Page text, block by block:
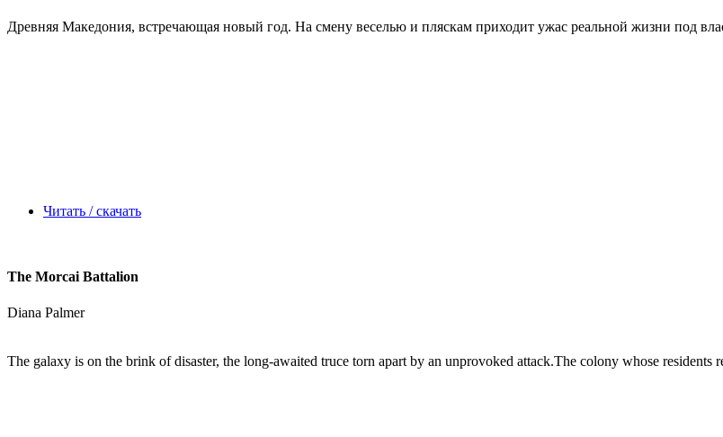
Древняя Македония, встречающая новый год. На смену веселью и пляскам приходит ужас реальной жизни под
Читать / скачать
The Morcai Battalion
Diana Palmer
The galaxy is on the brink of disaster, the long-awaited truce torn apart by an unprovoked attack.The colony whose residents